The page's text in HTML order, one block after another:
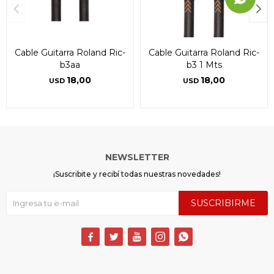
Cable Guitarra Roland Ric-
b3aa
USD 18,00
Cable Guitarra Roland Ric-
b3 1 Mts
USD 18,00
NEWSLETTER
¡Suscribite y recibí todas nuestras novedades!
SUSCRIBIRME
    